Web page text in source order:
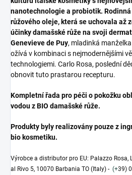
nanotechnologie a probiotik.
růžového oleje, která se uchovala až
účinky damašské růže na svoji
Genevieve de Puy, mladinká
ožívá v kombinaci s nejmodernějšími
technologiemi. Carlo Rosa, poslední
obnovit tuto prastarou recepturu.
Kompletní řada pro péči o pokožku
vodou z BIO damašské růže.
Produkty byly realizovány pouze z
bio kosmetiku.
Výrobce a distributor pro EU: Palazzo Rosa,
al Rivo 5, 10070 Barbania TO (Italy) - (+39)